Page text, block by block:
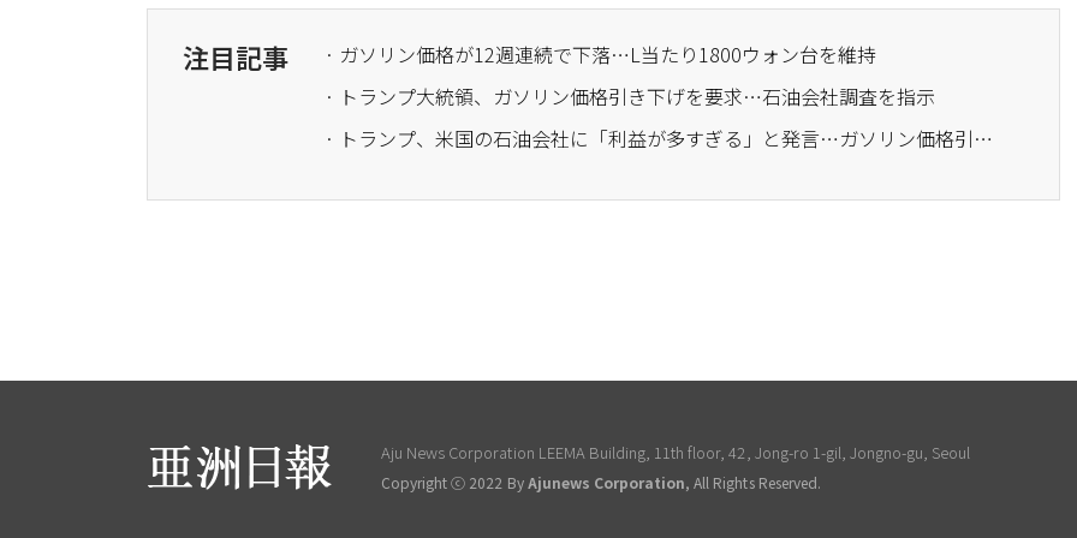
注目記事
· ガソリン価格が12週連続で下落…L当たり1800ウォン台を維持
· トランプ大統領、ガソリン価格引き下げを要求…石油会社調査を指示
· トランプ、米国の石油会社に「利益が多すぎる」と発言…ガソリン価格引き下げを要求
Aju News Corporation LEEMA Building, 11th floor, 42, Jong-ro 1-gil, Jongno-gu, Seoul
Copyright ⓒ 2022 ByAjunews Corporation, All Rights Reserved.